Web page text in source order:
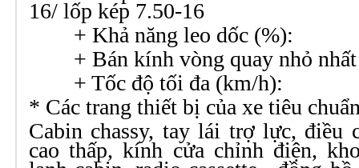
16/ lốp kép 7.50-16
+ Khả năng leo
+ Bán kính vòng quay
+ Tốc độ tối đa
* Các trang thiết bị của xe tiêu
Cabin chassy, tay lái trợ lực, điều
cao thấp, kính cửa chỉnh điện,